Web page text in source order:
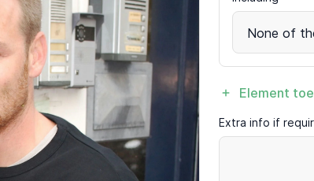
None of
Element
Extra info if